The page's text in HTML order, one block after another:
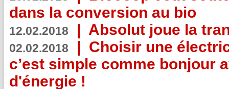
dans la conversion au bio
12.02.2018 | Absolut joue la
02.02.2018 | Choisir une
c’est simple comme bonjour
d'énergie !